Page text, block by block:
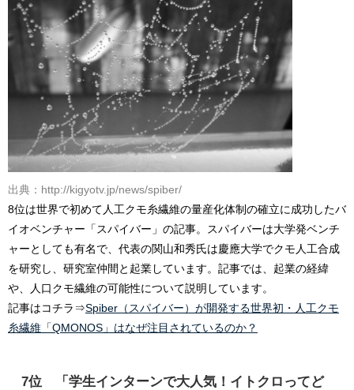
出典：http://kigyotv.jp/news/spiber/
8位は世界で初めて人工クモ糸繊維の量産化体制の確立に成功したバ
イオベンチャー「スパイバー」の記事。スパイバーは大学発ベンチ
ャーとしても有名で、代表の関山和秀氏は慶應大学でクモ人工合成
を研究し、研究室仲間と起業しています。記事では、起業の経緯
や、人口クモ繊維の可能性について説明しています。
記事はコチラ⇒Spiber（スパイバー）が開発する世界初・人工クモ
糸繊維「QMONOS」はなぜ注目されているのか？
7位 「学生インターンで大人気！イトクロってど